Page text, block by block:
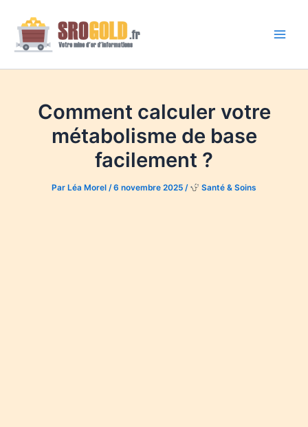
contenu
Comment calculer votre
métabolisme de base
facilement ?
Par Léa Morel/6 novembre 2025/ Santé & Soins